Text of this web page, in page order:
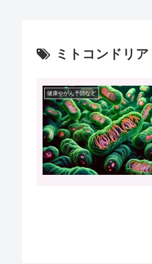
ミトコンドリ
健康やがん予防など